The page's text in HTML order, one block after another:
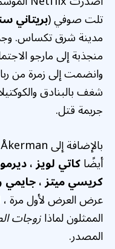
تلت صوفي (بريتاني
مدينة شرق تكساس.
منجذبة إلى مارجو
وانضمت إلى زمرة من
شغف بالبنادق
جريمة قتل.
أيضًاكاتي لويز ،
كريسي ميتز ، جايمي
عرض العرض لأول مرة
الممثلون لماذازوجات
المصدر.